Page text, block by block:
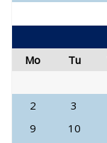
Mo
Tu
2
3
9
10